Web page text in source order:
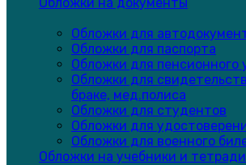
Обложки для
Обложки для паспорта
Обложки для пенсионного
Обложки для
браке, мед.полиса
Обложки для студентов
Обложки для
Обложки для военного
Обложки на учебники и тетради